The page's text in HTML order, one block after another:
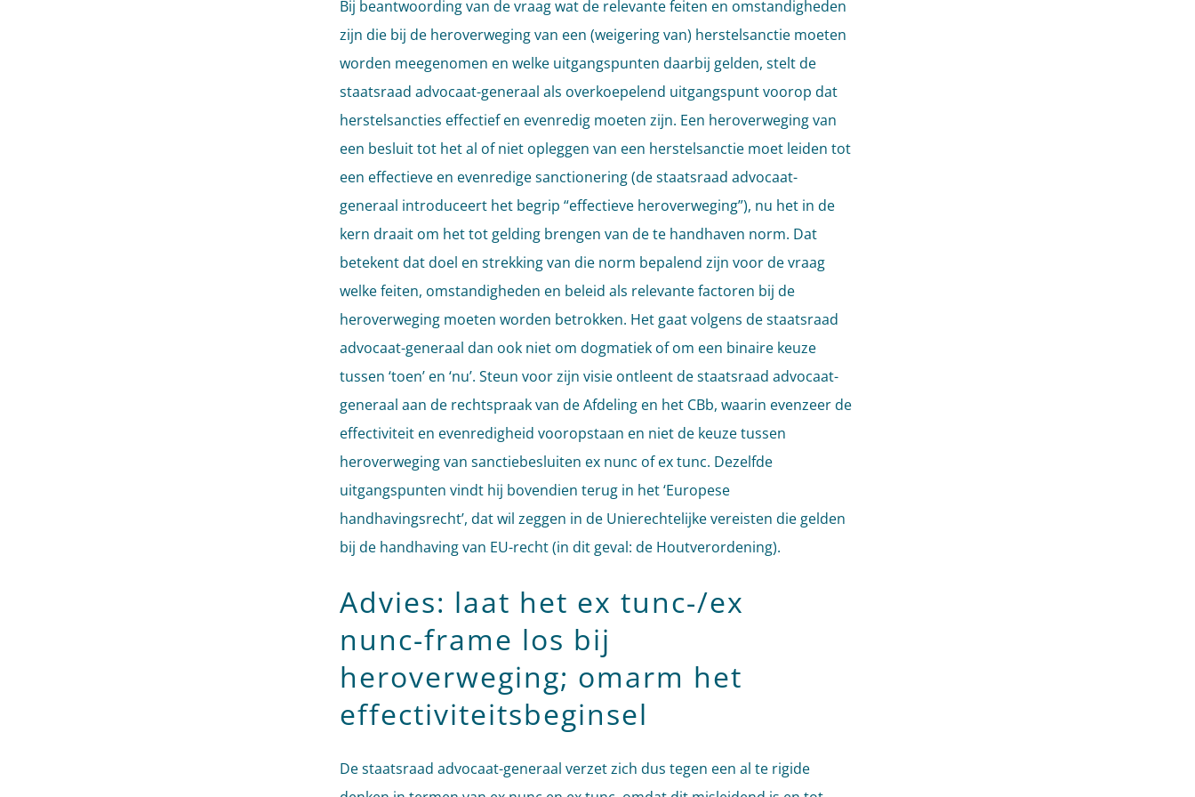
Bij beantwoording van de vraag wat de relevante feiten en omstandigheden
zijn die bij de heroverweging van een (weigering van) herstelsanctie moeten
worden meegenomen en welke uitgangspunten daarbij gelden, stelt de
staatsraad advocaat-generaal als overkoepelend uitgangspunt voorop dat
herstelsancties effectief en evenredig moeten zijn. Een heroverweging van
een besluit tot het al of niet opleggen van een herstelsanctie moet leiden tot
een effectieve en evenredige sanctionering (de staatsraad advocaat-
generaal introduceert het begrip “effectieve heroverweging”), nu het in de
kern draait om het tot gelding brengen van de te handhaven norm. Dat
betekent dat doel en strekking van die norm bepalend zijn voor de vraag
welke feiten, omstandigheden en beleid als relevante factoren bij de
heroverweging moeten worden betrokken. Het gaat volgens de staatsraad
advocaat-generaal dan ook niet om dogmatiek of om een binaire keuze
tussen ‘toen’ en ‘nu’. Steun voor zijn visie ontleent de staatsraad advocaat-
generaal aan de rechtspraak van de Afdeling en het CBb, waarin evenzeer de
effectiviteit en evenredigheid vooropstaan en niet de keuze tussen
heroverweging van sanctiebesluiten ex nunc of ex tunc. Dezelfde
uitgangspunten vindt hij bovendien terug in het ‘Europese
handhavingsrecht’, dat wil zeggen in de Unierechtelijke vereisten die gelden
bij de handhaving van EU-recht (in dit geval: de Houtverordening).
Advies: laat het ex tunc-/ex
nunc-frame los bij
heroverweging; omarm het
effectiviteitsbeginsel
De staatsraad advocaat-generaal verzet zich dus tegen een al te rigide